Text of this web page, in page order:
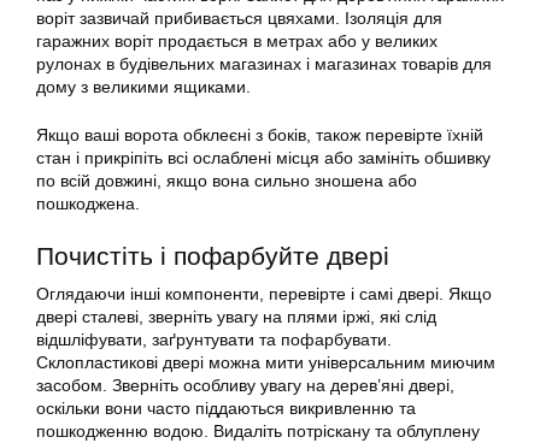
воріт зазвичай прибивається цвяхами. Ізоляція для
гаражних воріт продається в метрах або у великих
рулонах в будівельних магазинах і магазинах товарів для
дому з великими ящиками.
Якщо ваші ворота обклеєні з боків, також перевірте їхній
стан і прикріпіть всі ослаблені місця або замініть обшивку
по всій довжині, якщо вона сильно зношена або
пошкоджена.
Почистіть і пофарбуйте двері
Оглядаючи інші компоненти, перевірте і самі двері. Якщо
двері сталеві, зверніть увагу на плями іржі, які слід
відшліфувати, заґрунтувати та пофарбувати.
Склопластикові двері можна мити універсальним миючим
засобом. Зверніть особливу увагу на дерев’яні двері,
оскільки вони часто піддаються викривленню та
пошкодженню водою. Видаліть потріскану та облуплену